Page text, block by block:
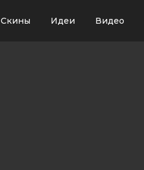
Скины Идеи Видео